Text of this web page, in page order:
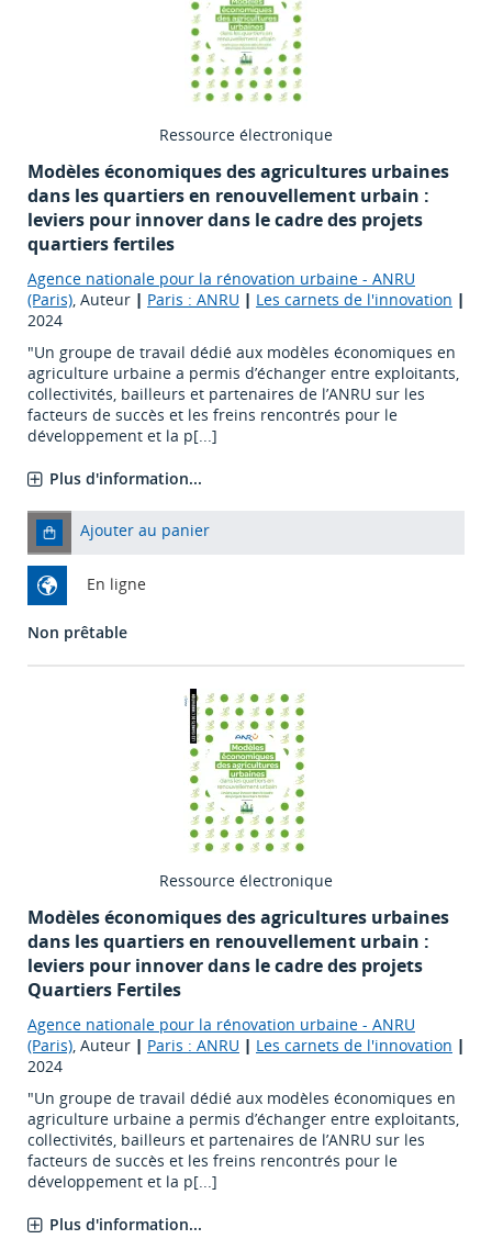
Ressource électronique
Modèles économiques des agricultures urbaines
dans les quartiers en renouvellement urbain :
leviers pour innover dans le cadre des projets
quartiers fertiles
Agence nationale pour la rénovation urbaine - ANRU
(Paris), Auteur | Paris : ANRU | Les carnets de l'innovation |
2024
"Un groupe de travail dédié aux modèles économiques en
agriculture urbaine a permis d’échanger entre exploitants,
collectivités, bailleurs et partenaires de l’ANRU sur les
facteurs de succès et les freins rencontrés pour le
développement et la p[...]
Plus d'information...
Ajouter au panier
En ligne
Non prêtable
Ressource électronique
Modèles économiques des agricultures urbaines
dans les quartiers en renouvellement urbain :
leviers pour innover dans le cadre des projets
Quartiers Fertiles
Agence nationale pour la rénovation urbaine - ANRU
(Paris), Auteur | Paris : ANRU | Les carnets de l'innovation |
2024
"Un groupe de travail dédié aux modèles économiques en
agriculture urbaine a permis d’échanger entre exploitants,
collectivités, bailleurs et partenaires de l’ANRU sur les
facteurs de succès et les freins rencontrés pour le
développement et la p[...]
Plus d'information...